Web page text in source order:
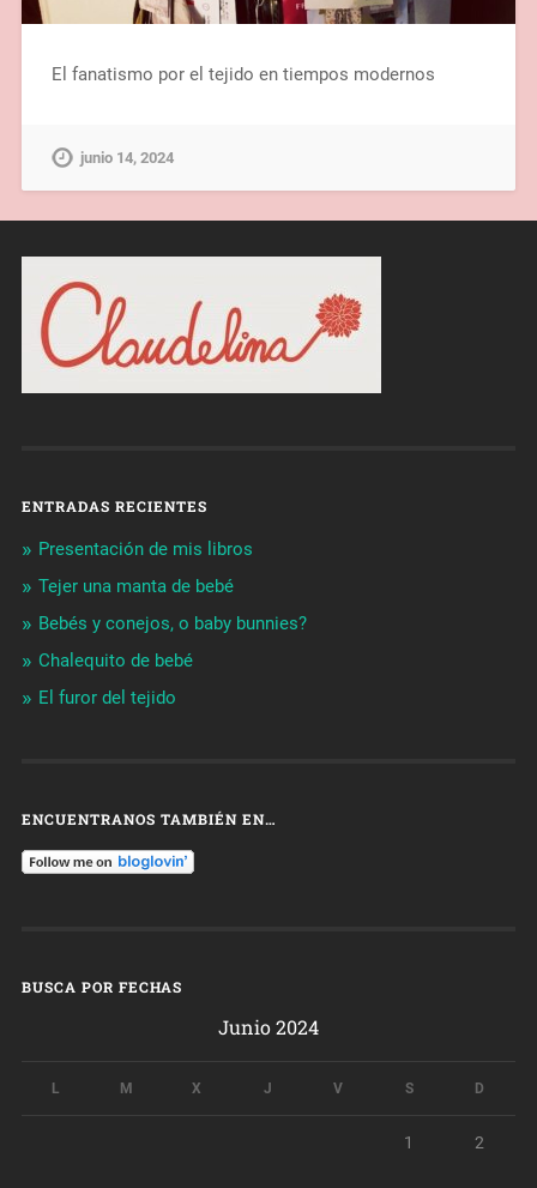
El fanatismo por el tejido en tiempos modernos
junio 14, 2024
ENTRADAS RECIENTES
Presentación de mis libros
Tejer una manta de bebé
Bebés y conejos, o baby bunnies?
Chalequito de bebé
El furor del tejido
ENCUENTRANOS TAMBIÉN EN…
BUSCA POR FECHAS
Junio 2024
L M X J V S D
1 2